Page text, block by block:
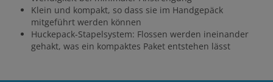
Klein und kompakt, so dass sie im Handgepäck
mitgeführt werden können
Huckepack-Stapelsystem: Flossen werden ineinander
gehakt, was ein kompaktes Paket entstehen lässt